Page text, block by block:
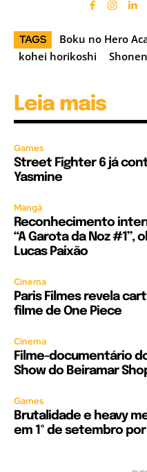
TAGS Boku no Hero
kohei horikoshi
Leia mais
Games
Street Fighter 6 já
Yasmine
Mangá
Reconhecimento
“A Garota da Noz #1”,
Lucas Paixão
Cinema
Paris Filmes revela
filme de One Piece
Cinema
Filme-documentário do
Show do Beiramar
Games
Brutalidade e heavy
em 1º de setembro por